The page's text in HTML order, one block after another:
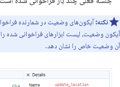
نکته: آیکون‌های وضعیت در شمارنده
آیکون وضعیت، لیست ابزارهای فراخوانی شده
آن وضعیت خاص را نشان دهد.